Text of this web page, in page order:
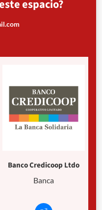
espacio?
Banco Credicoop Ltdo
Banca